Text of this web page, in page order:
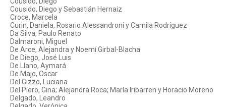
Cousido, Diego y Sebastián Hernaiz
Croce, Marcela
Curin, Daniela, Rosario Alessandroni y Camila Rodríguez
Da Silva, Paulo Renato
Dalmaroni, Miguel
De Arce, Alejandra y Noemí Girbal-Blacha
De Diego, José Luis
De Llano, Aymará
De Majo, Oscar
Del Gizzo, Luciana
Del Piero, Gina; Alejandra Roca; María Iribarren y Horacio Moreno
Delgado, Leandro